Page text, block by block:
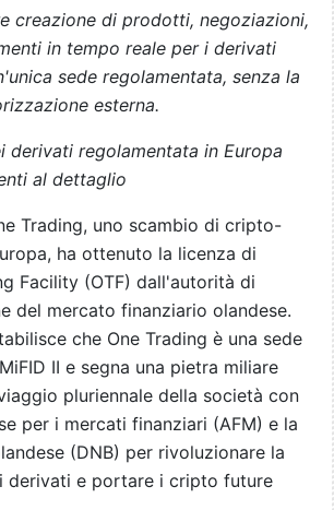
creazione di prodotti, negoziazioni,
in tempo reale per i derivati
sede regolamentata, senza la
esterna.
derivati regolamentata in Europa
al dettaglio
Trading, uno scambio di cripto-
ha ottenuto la licenza di
Facility (OTF) dall'autorità di
del mercato finanziario olandese.
che One Trading è una sede
II e segna una pietra miliare
pluriennale della società con
per i mercati finanziari (AFM) e la
(DNB) per rivoluzionare la
derivati e portare i cripto future